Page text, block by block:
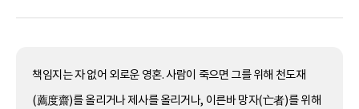
책임지는 자 없어 외로운 영혼. 사람이 죽으면 그를 위해 천도재
(薦度齋)를 올리거나 제사를 올리거나, 이른바 망자(亡者)를 위해